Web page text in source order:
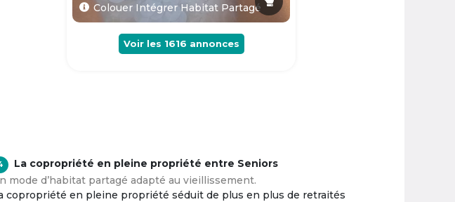
Colouer Intégrer Habitat Partagé
Voir les 1616 annonces
La copropriété en pleine propriété entre Seniors
mode d’habitat partagé adapté au vieillissement.
copropriété en pleine propriété séduit de plus en plus de retraités